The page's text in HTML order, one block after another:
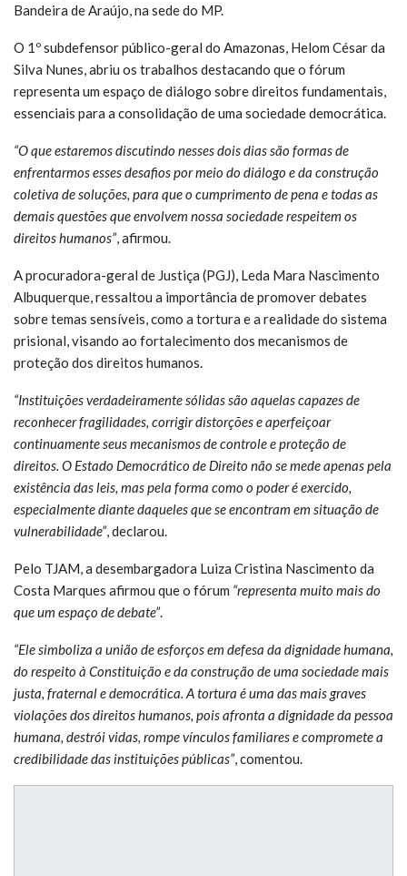
Bandeira de Araújo, na sede do MP.
O 1º subdefensor público-geral do Amazonas, Helom César da
Silva Nunes, abriu os trabalhos destacando que o fórum
representa um espaço de diálogo sobre direitos fundamentais,
essenciais para a consolidação de uma sociedade democrática.
“O que estaremos discutindo nesses dois dias são formas de
enfrentarmos esses desafios por meio do diálogo e da construção
coletiva de soluções, para que o cumprimento de pena e todas as
demais questões que envolvem nossa sociedade respeitem os
direitos humanos”, afirmou.
A procuradora-geral de Justiça (PGJ), Leda Mara Nascimento
Albuquerque, ressaltou a importância de promover debates
sobre temas sensíveis, como a tortura e a realidade do sistema
prisional, visando ao fortalecimento dos mecanismos de
proteção dos direitos humanos.
“Instituições verdadeiramente sólidas são aquelas capazes de
reconhecer fragilidades, corrigir distorções e aperfeiçoar
continuamente seus mecanismos de controle e proteção de
direitos. O Estado Democrático de Direito não se mede apenas pela
existência das leis, mas pela forma como o poder é exercido,
especialmente diante daqueles que se encontram em situação de
vulnerabilidade”, declarou.
Pelo TJAM, a desembargadora Luiza Cristina Nascimento da
Costa Marques afirmou que o fórum “representa muito mais do
que um espaço de debate”.
“Ele simboliza a união de esforços em defesa da dignidade humana,
do respeito à Constituição e da construção de uma sociedade mais
justa, fraternal e democrática. A tortura é uma das mais graves
violações dos direitos humanos, pois afronta a dignidade da pessoa
humana, destrói vidas, rompe vínculos familiares e compromete a
credibilidade das instituições públicas”, comentou.